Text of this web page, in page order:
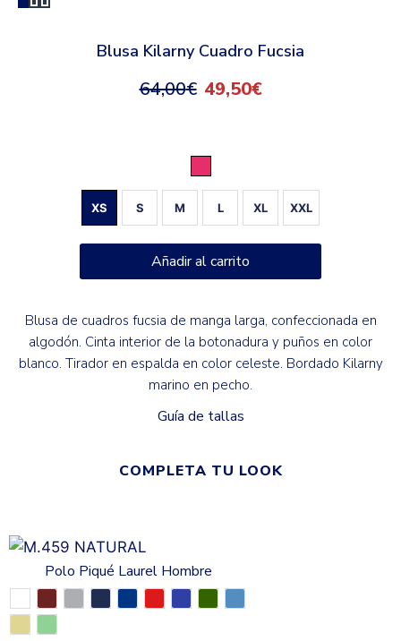
Blusa Kilarny Cuadro Fucsia
64,00€ 49,50€
Fucsia
XS S M L XL XXL
Añadir al carrito
Blusa de cuadros fucsia de manga larga, confeccionada en
algodón. Cinta interior de la botonadura y puños en color
blanco. Tirador en espalda en color celeste. Bordado Kilarny
marino en pecho.
Guía de tallas
COMPLETA TU LOOK
Polo Piqué Laurel Hombre